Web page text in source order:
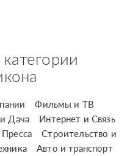
Фильмы и ТВ
Дача
Интернет и Связь
Строительство и
Авто и транспорт